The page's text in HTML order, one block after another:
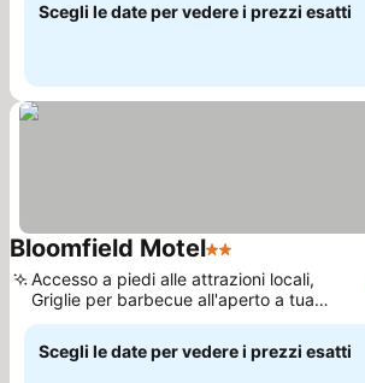
Scegli le date per vedere i prezzi esatti
Bloomfield Motel2 Stelle
Accesso a piedi alle attrazioni locali,
Griglie per barbecue all'aperto a tua
disposizione
Scegli le date per vedere i prezzi esatti